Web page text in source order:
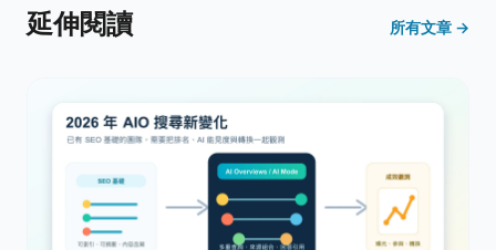
延伸閱讀 所有文章 →